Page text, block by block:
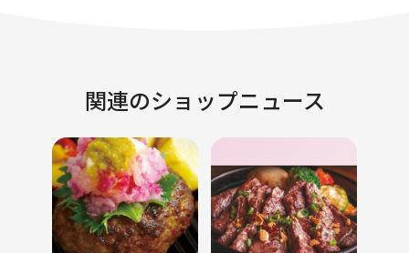
関連のショップニュース